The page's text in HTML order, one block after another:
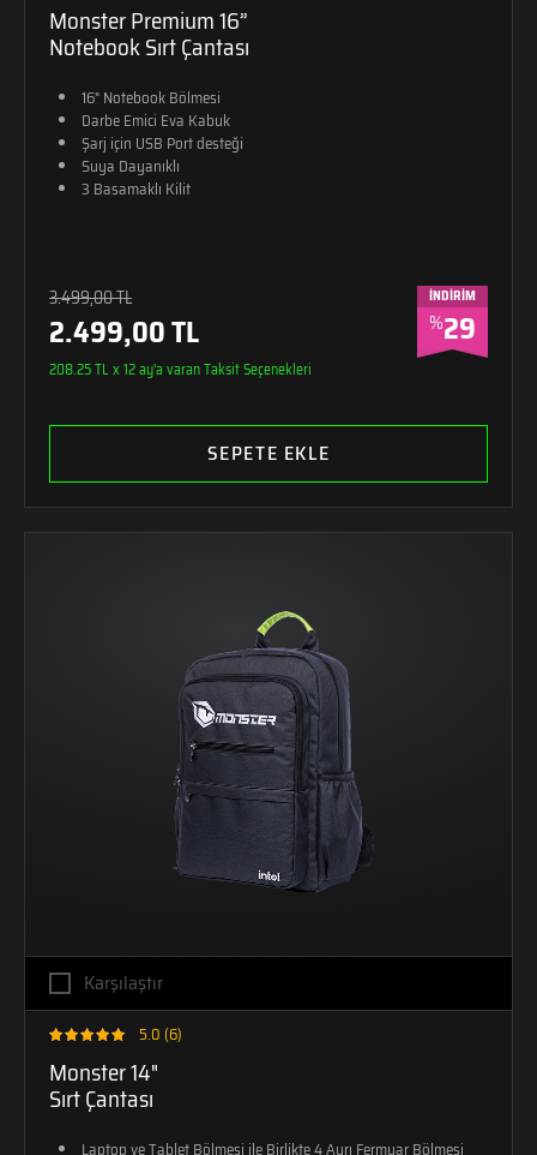
Monster Premium 16”
Notebook Sırt Çantası
16" Notebook Bölmesi
Darbe Emici Eva Kabuk
Şarj için USB Port desteği
Suya Dayanıklı
3 Basamaklı Kilit
3.499,00 TL
2.499,00 TL
İNDİRİM
%29
208.25 TL x 12 ay'a varan Taksit Seçenekleri
SEPETE EKLE
Karşılaştır
5.0 (6)
Monster 14"
Sırt Çantası
Laptop ve Tablet Bölmesi ile Birlikte 4 Ayrı Fermuar Bölmesi